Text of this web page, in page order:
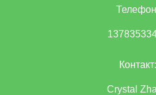
Контакт:
Crystal